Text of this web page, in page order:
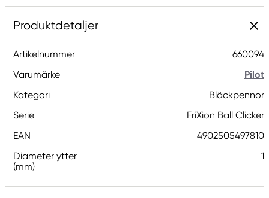
Produktdetaljer
Artikelnummer
660094
Varumärke
Pilot
Kategori
Bläckpennor
Serie
FriXion Ball Clicker
EAN
4902505497810
Diameter ytter
(mm)
1